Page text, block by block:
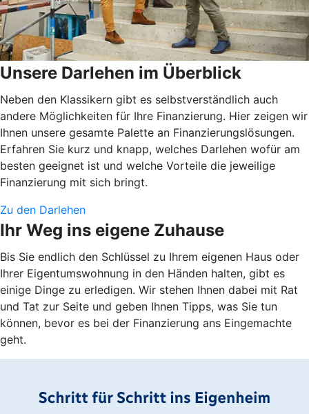
Unsere Darlehen im Überblick
Neben den Klassikern gibt es selbstverständlich auch
andere Möglichkeiten für Ihre Finanzierung. Hier zeigen wir
Ihnen unsere gesamte Palette an Finanzierungslösungen.
Erfahren Sie kurz und knapp, welches Darlehen wofür am
besten geeignet ist und welche Vorteile die jeweilige
Finanzierung mit sich bringt.
Zu den Darlehen
Ihr Weg ins eigene Zuhause
Bis Sie endlich den Schlüssel zu Ihrem eigenen Haus oder
Ihrer Eigentumswohnung in den Händen halten, gibt es
einige Dinge zu erledigen. Wir stehen Ihnen dabei mit Rat
und Tat zur Seite und geben Ihnen Tipps, was Sie tun
können, bevor es bei der Finanzierung ans Eingemachte
geht.